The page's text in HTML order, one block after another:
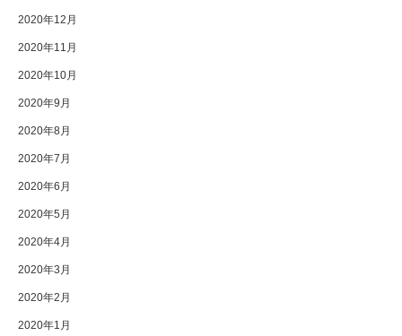
2020年12月
2020年11月
2020年10月
2020年9月
2020年8月
2020年7月
2020年6月
2020年5月
2020年4月
2020年3月
2020年2月
2020年1月